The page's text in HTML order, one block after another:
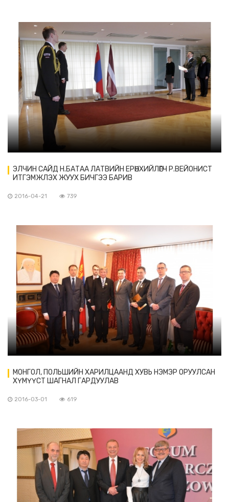
ЭЛЧИН САЙД Н.БАТАА ЛАТВИЙН ЕРӨНХИЙЛӨГЧ Р.ВЕЙОНИСТ
ИТГЭМЖЛЭХ ЖУУХ БИЧГЭЭ БАРИВ
2016-04-21 739
МОНГОЛ, ПОЛЬШИЙН ХАРИЛЦААНД ХУВЬ НЭМЭР ОРУУЛСАН
ХҮМҮҮСТ ШАГНАЛ ГАРДУУЛАВ
2016-03-01 619